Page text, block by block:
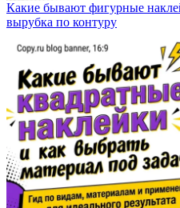
Какие бывают фигурные
вырубка по контуру